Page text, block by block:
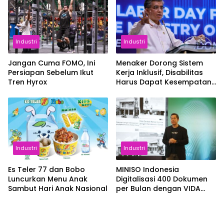
Industri
Jangan Cuma FOMO, Ini
Persiapan Sebelum Ikut
Tren Hyrox
Industri
Menaker Dorong Sistem
Kerja Inklusif, Disabilitas
Harus Dapat Kesempatan
Industri
Es Teler 77 dan Bobo
Luncurkan Menu Anak
Sambut Hari Anak Nasional
Industri
MINISO Indonesia
Digitalisasi 400 Dokumen
per Bulan dengan VIDA